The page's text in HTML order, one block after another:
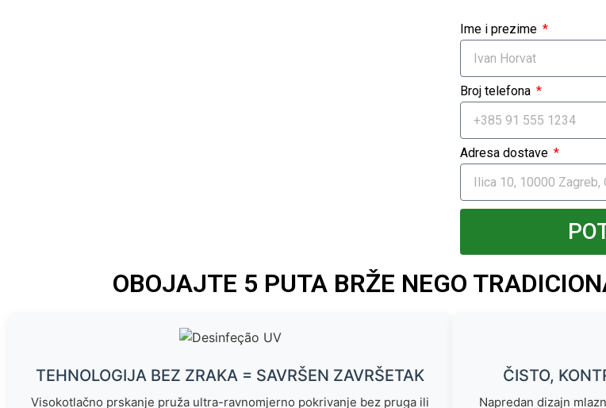
Ime i prezime
Broj telefona
Adresa dostave
OBOJAJTE 5 PUTA BRŽE NEGO
TEHNOLOGIJA BEZ ZRAKA = SAVRŠEN ZAVRŠETAK
Visokotlačno prskanje pruža ultra-ravnomjerno pokrivanje bez pruga ili
ČISTO,
Napredan dizajn